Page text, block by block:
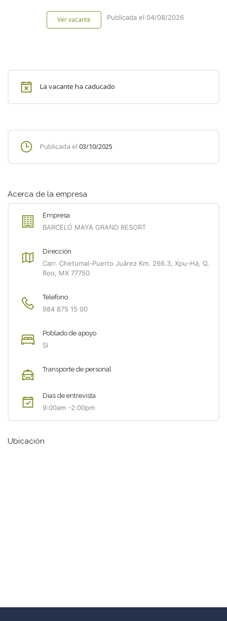
Ver vacante Publicada el 04/08/2026
La vacante ha caducado
Publicada el 03/10/2025
Acerca de la empresa
Empresa
BARCELÓ MAYA GRAND RESORT
Dirección
Carr. Chetumal-Puerto Juárez Km. 266.3, Xpu-Há, Q.
Roo, MX 77750
Telefono
984 875 15 00
Poblado de apoyo
Si
Transporte de personal
Dias de entrevista
9:00am -2:00pm
Ubicación